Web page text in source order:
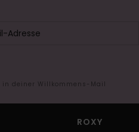
deiner Willkommens-Mail
ROXY